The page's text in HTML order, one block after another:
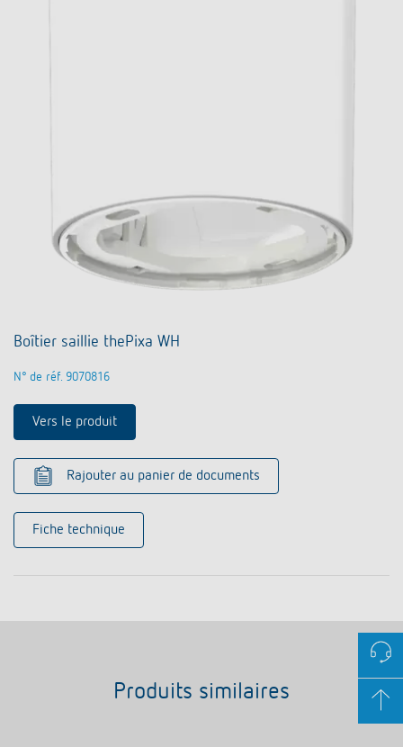
Boîtier saillie thePixa WH
N° de réf. 9070816
Vers le produit
Rajouter au panier de documents
Fiche technique
Produits similaires